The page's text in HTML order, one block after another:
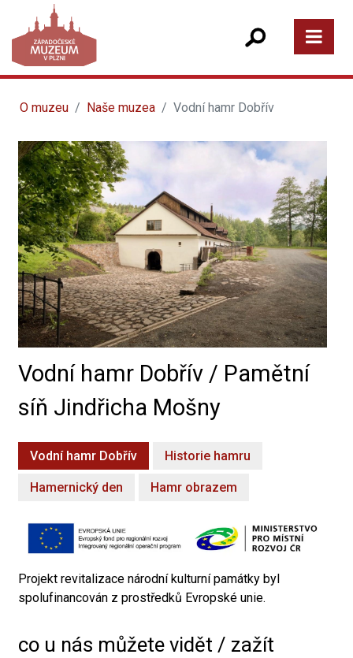
O muzeu Naše muzea Vodní hamr Dobřív
Vodní hamr Dobřív / Pamětní
síň Jindřicha Mošny
Vodní hamr Dobřív Historie hamru
Hamernický den Hamr obrazem
Projekt revitalizace národní kulturní památky byl
spolufinancován z prostředků Evropské unie.
co u nás můžete vidět / zažít